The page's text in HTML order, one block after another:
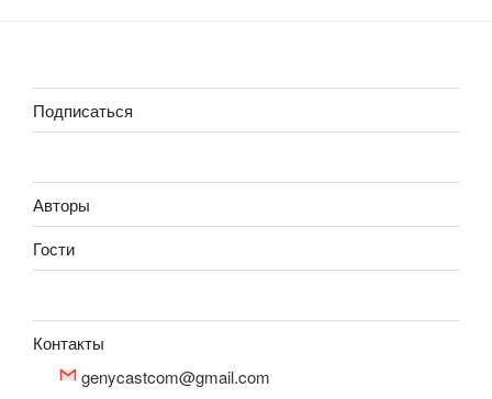
Подписаться
Авторы
Гости
Контакты
genycastcom@gmail.com